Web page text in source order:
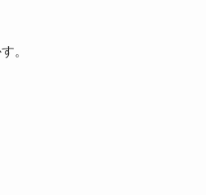
。